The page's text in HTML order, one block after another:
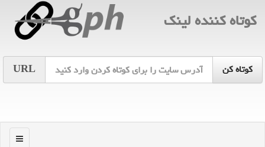
كوتاه كننده لینك
URL
منو